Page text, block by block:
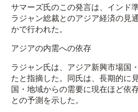
サマーズ氏のこの発言は、インド
ラジャン総裁とのアジア経済の見
かで行われた。
アジアの内需への依存
ラジャン氏は、アジア新興市場国
たと指摘した。同氏は、長期的に
国・地域からの需要に現在ほど依
との予測を示した。